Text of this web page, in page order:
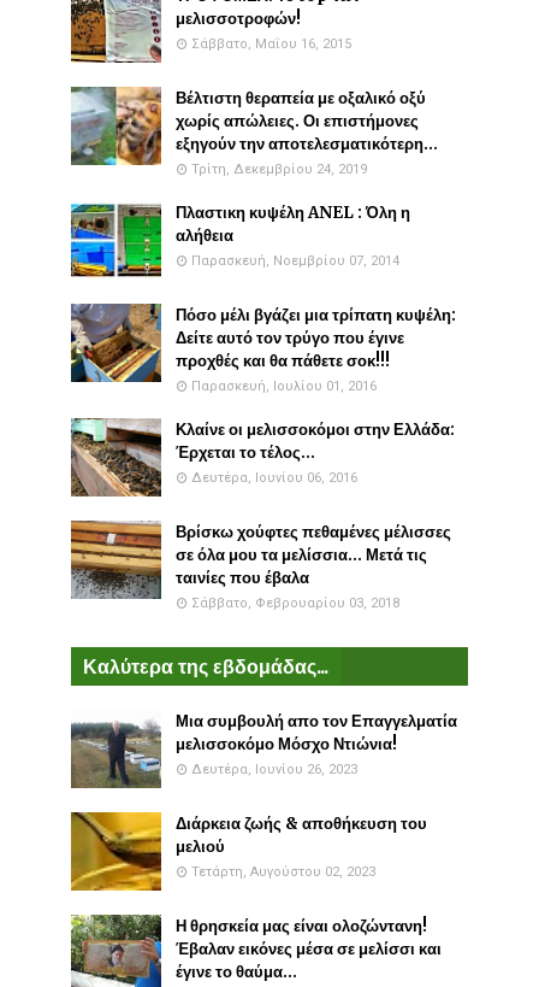
μελισσοτροφών!
Σάββατο, Μαΐου 16, 2015
Βέλτιστη θεραπεία με οξαλικό οξύ
χωρίς απώλειες. Οι επιστήμονες
εξηγούν την αποτελεσματικότερη...
Τρίτη, Δεκεμβρίου 24, 2019
Πλαστικη κυψέλη ANEL : Όλη η
αλήθεια
Παρασκευή, Νοεμβρίου 07, 2014
Πόσο μέλι βγάζει μια τρίπατη κυψέλη:
Δείτε αυτό τον τρύγο που έγινε
προχθές και θα πάθετε σοκ!!!
Παρασκευή, Ιουλίου 01, 2016
Κλαίνε οι μελισσοκόμοι στην Ελλάδα:
Έρχεται το τέλος...
Δευτέρα, Ιουνίου 06, 2016
Βρίσκω χούφτες πεθαμένες μέλισσες
σε όλα μου τα μελίσσια... Μετά τις
ταινίες που έβαλα
Σάββατο, Φεβρουαρίου 03, 2018
Καλύτερα της εβδομάδας...
Μια συμβουλή απο τον Επαγγελματία
μελισσοκόμο Μόσχο Ντιώνια!
Δευτέρα, Ιουνίου 26, 2023
Διάρκεια ζωής & αποθήκευση του
μελιού
Τετάρτη, Αυγούστου 02, 2023
Η θρησκεία μας είναι ολοζώντανη!
Έβαλαν εικόνες μέσα σε μελίσσι και
έγινε το θαύμα...